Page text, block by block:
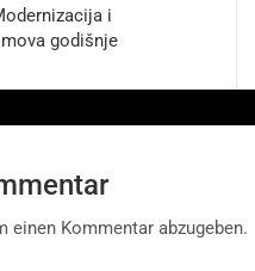
i
godišnje
einen Kommentar abzugeben.